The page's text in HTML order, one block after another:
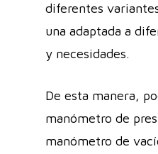
diferentes
una adaptada a
y necesidades.
De esta manera,
manómetro de
manómetro de